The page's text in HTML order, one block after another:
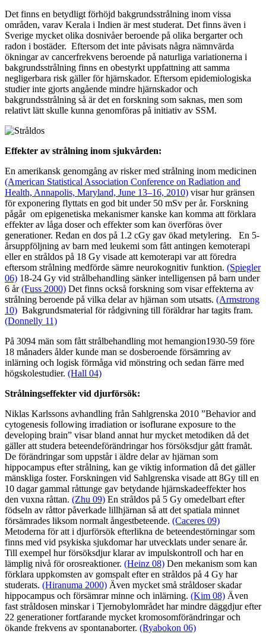
Det finns en betydligt förhöjd bakgrundsstrålning inom vissa
områden, varav Kerala i Indien är mest studerat. Det finns även i
Sverige mycket olika dosnivåer beroende på olika bergarter och
radon i bostäder. Eftersom det inte påvisats några nämnvärda
ökningar av cancerfrekvens beroende på naturliga variationerna i
bakgrundsstrålning finns en obestyrkt uppfattning att samma
negligerbara risk gäller för hjärnskador. Eftersom epidemiologiska
studier inte gjorts angående mindre hjärnskador och
bakgrundsstrålning så är det en forskning som saknas, men som
relativt lätt skulle kunna genomföras på initiativ av SSM.
Effekter av strålning inom sjukvården:
En amerikansk genomgång av risker med strålning inom medicinen
(American Statistical Association Conference on Radiation and
Health, Annapolis, Maryland, June 13–16, 2010) visar hur gränsen
för exponering flyttats en god bit under 50 mSv per år. Forskning
pågår om epigenetiska mekanismer kanske kan komma att förklara
effekter av låga doser och effekter som kan överföras över
generationer. Redan en dos på 1.2 cGy gav ökad metylering. En 5-
årsuppföljning av barn med leukemi som fått antingen kemoterapi
eller en stråldos på 18 Gy visade att kemoterapi var att föredra
eftersom strålning medförde sämre neurokognitiv funktion. (Spiegler
06) 18-24 Gy vid strålbehandling sänker intelligensen på barn under
6 år(Fuss 2000) Det finns också forskning som visar effekterna av
strålning beroende på vilka delar av hjärnan som utsatts. (Armstrong
10) Bakgrundsmaterial för rådgivning till föräldrar har tagits fram.
(Donnelly 11)
På 3094 män som fått strålbehandling mot hemangion1930-59 före
18 månaders ålder kunde man se dosberoende försämring av
inlärning och logisk förmåga vid mönstring och sedan färre med
högskolestudier. (Hall 04)
Strålningseffekter vid djurförsök:
Niklas Karlssons avhandling från Sahlgrenska 2010 ”Behavior and
cytogenesis following irradiation or isoflurane exposure to the
developing brain” visar bland annat hur mycket metodiken då det
gäller att studera beteendeförändringar hos försöksdjur gått framåt.
De förändringar som uppstår i äldre delar av hjärnan som
hippocampus efter strålning, kan ge viktig information då det gäller
mänskliga foster. Forskningen vid Sahlgrenska visade att 8Gy till en
10 dagar gammal råttunge gav betydande hjärnskadeeffekter hos
den vuxna råttan. (Zhu 09) En stråldos på 5 Gy omedelbart efter
födseln av råttor påverkade lillhjärnan så att det spatiala minnet
försämrades liksom normalt ångestbeteende. (Caceres 09)
Metoderna för att i djurförsök efterlikna de beteendestörningar som
finns med vid psykiska sjukdomar har utvecklats under senare år.
Till exempel hur försöksdjur klarar av impulskontroll och har en
lämplig nivå för orosreaktioner. (Heinz 08) Den mekanism som kan
förklara uppkomsten av gomspalt efter en stråldos på 4 Gy har
studerats. (Hiranuma 2000) Även mycket små stråldoser skadar
hippocampus och försämrar minne och inlärning. (Kim 08) Även
fast stråldosen minskar i Tjernobylområdet har mindre däggdjur efter
22 generationer fortfarande mycket kromosomförändringar och
ökande frekvens av spontanaborter. (Ryabokon 06)